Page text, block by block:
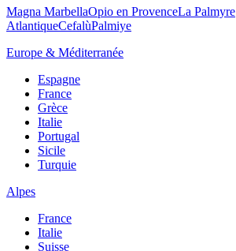
Magna MarbellaOpio en ProvenceLa Palmyre
AtlantiqueCefalùPalmiye
Europe & Méditerranée
Espagne
France
Grèce
Italie
Portugal
Sicile
Turquie
Alpes
France
Italie
Suisse